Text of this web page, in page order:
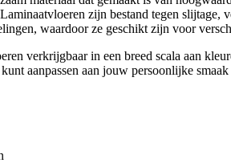
zijn bestand tegen slijtage,
waardoor ze geschikt zijn voor
verkrijgbaar in een breed scala aan
aanpassen aan jouw persoonlijke